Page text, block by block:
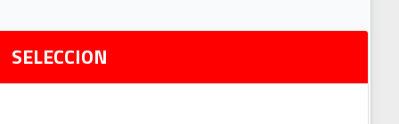
SELECCION